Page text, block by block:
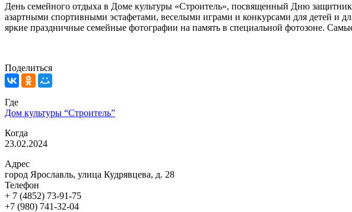
День семейного отдыха в Доме культуры «Строитель», посвященный Дню
азартными спортивными эстафетами, веселыми играми и конкурсами для детей и
яркие праздничные семейные фотографии на память в специальной фотозоне.
Поделиться
Где
Дом культуры “Строитель”
Когда
23.02.2024
Адрес
город Ярославль, улица Кудрявцева, д. 28
Телефон
+ 7 (4852) 73-91-75
+7 (980) 741-32-04